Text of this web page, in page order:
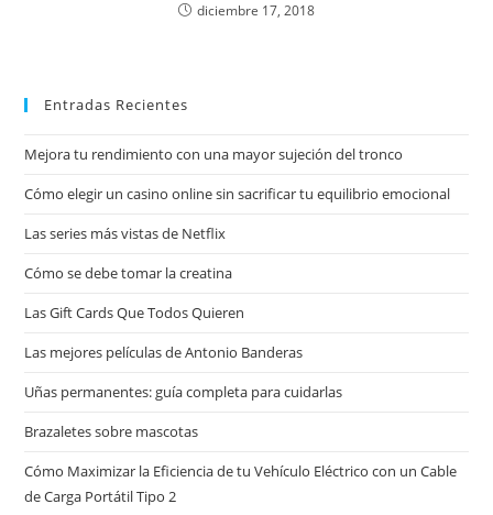
diciembre 17, 2018
Entradas Recientes
Mejora tu rendimiento con una mayor sujeción del tronco
Cómo elegir un casino online sin sacrificar tu equilibrio emocional
Las series más vistas de Netflix
Cómo se debe tomar la creatina
Las Gift Cards Que Todos Quieren
Las mejores películas de Antonio Banderas
Uñas permanentes: guía completa para cuidarlas
Brazaletes sobre mascotas
Cómo Maximizar la Eficiencia de tu Vehículo Eléctrico con un Cable
de Carga Portátil Tipo 2